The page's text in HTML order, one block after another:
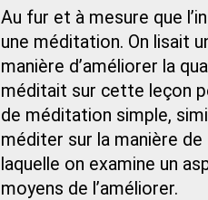
Au fur et à mesure que
une méditation. On lisait
manière d’améliorer la
méditait sur cette leçon
de méditation simple,
méditer sur la manière
laquelle on examine un
moyens de l’améliorer.